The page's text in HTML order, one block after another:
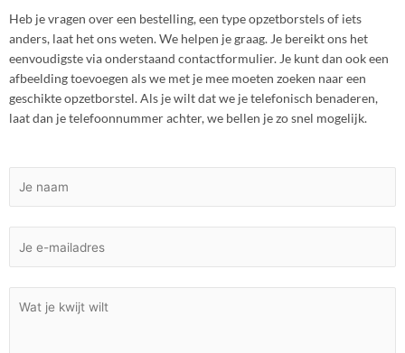
Heb je vragen over een bestelling, een type opzetborstels of iets
anders, laat het ons weten. We helpen je graag. Je bereikt ons het
eenvoudigste via onderstaand contactformulier. Je kunt dan ook een
afbeelding toevoegen als we met je mee moeten zoeken naar een
geschikte opzetborstel. Als je wilt dat we je telefonisch benaderen,
laat dan je telefoonnummer achter, we bellen je zo snel mogelijk.